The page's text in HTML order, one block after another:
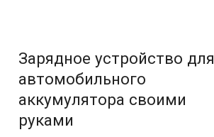
Зарядное устройство для
автомобильного
аккумулятора своими
руками